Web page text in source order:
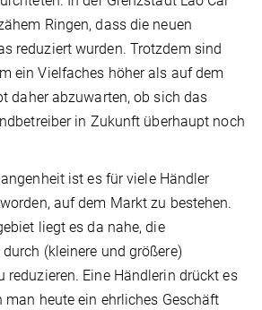
Ringen, dass die neuen
reduziert wurden. Trotzdem sind
ein Vielfaches höher als auf dem
daher abzuwarten, ob sich das
in Zukunft überhaupt noch
ist es für viele Händler
auf dem Markt zu bestehen.
liegt es da nahe, die
(kleinere und größere)
reduzieren. Eine Händlerin drückt es
man heute ein ehrliches Geschäft